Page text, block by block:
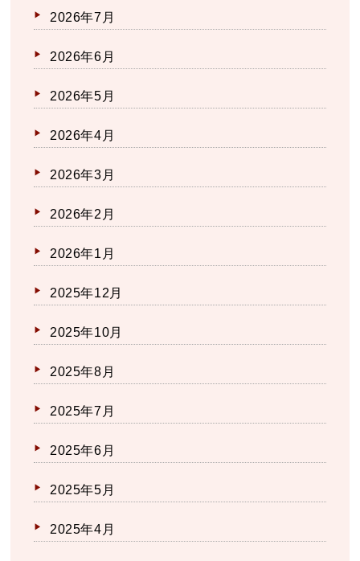
2026年7月
2026年6月
2026年5月
2026年4月
2026年3月
2026年2月
2026年1月
2025年12月
2025年10月
2025年8月
2025年7月
2025年6月
2025年5月
2025年4月